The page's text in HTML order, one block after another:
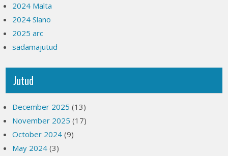
2024 Malta
2024 Slano
2025 arc
sadamajutud
Jutud
December 2025 (13)
November 2025 (17)
October 2024 (9)
May 2024 (3)